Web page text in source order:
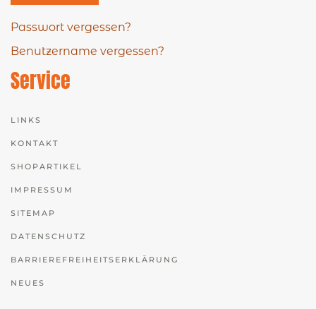
Passwort vergessen?
Benutzername vergessen?
Service
LINKS
KONTAKT
SHOPARTIKEL
IMPRESSUM
SITEMAP
DATENSCHUTZ
BARRIEREFREIHEITSERKLÄRUNG
NEUES